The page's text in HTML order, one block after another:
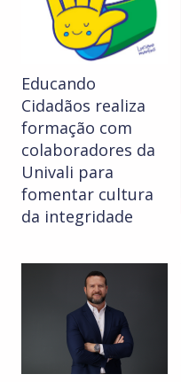
Educando
Cidadãos realiza
formação com
colaboradores da
Univali para
fomentar cultura
da integridade